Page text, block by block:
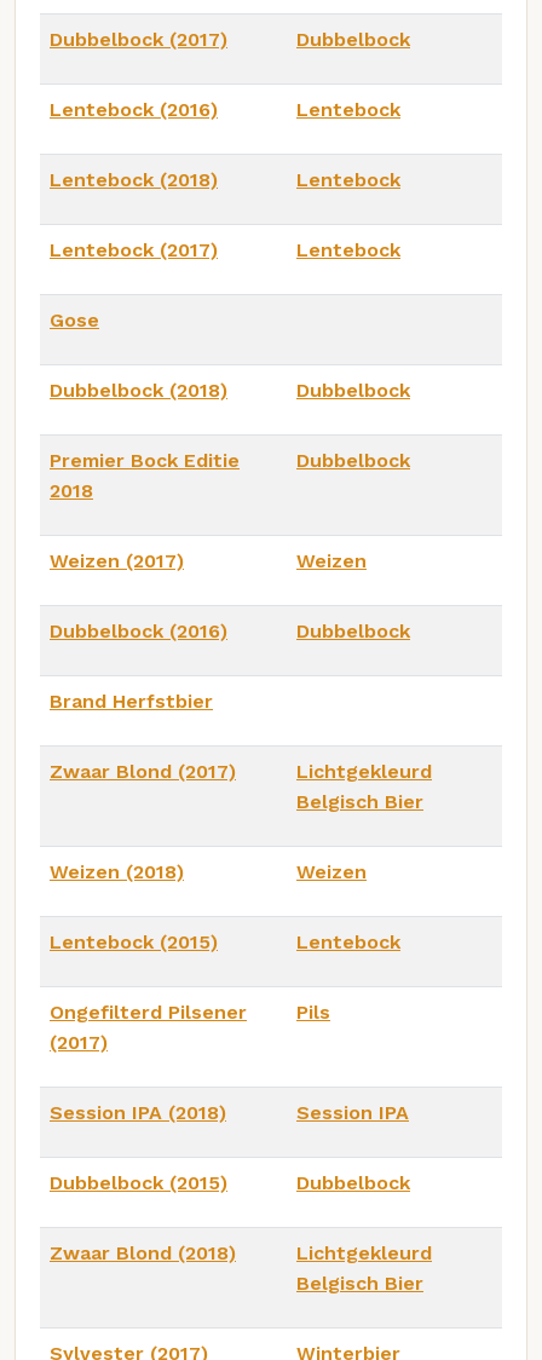
Dubbelbock (2017) Dubbelbock
Lentebock (2016) Lentebock
Lentebock (2018) Lentebock
Lentebock (2017) Lentebock
Gose
Dubbelbock (2018) Dubbelbock
Premier Bock Editie
2018
Dubbelbock
Weizen (2017) Weizen
Dubbelbock (2016) Dubbelbock
Brand Herfstbier
Zwaar Blond (2017)
Lichtgekleurd
Belgisch Bier
Weizen (2018) Weizen
Lentebock (2015) Lentebock
Ongefilterd Pilsener
(2017)
Pils
Session IPA (2018) Session IPA
Dubbelbock (2015) Dubbelbock
Zwaar Blond (2018)
Lichtgekleurd
Belgisch Bier
Sylvester (2017) Winterbier